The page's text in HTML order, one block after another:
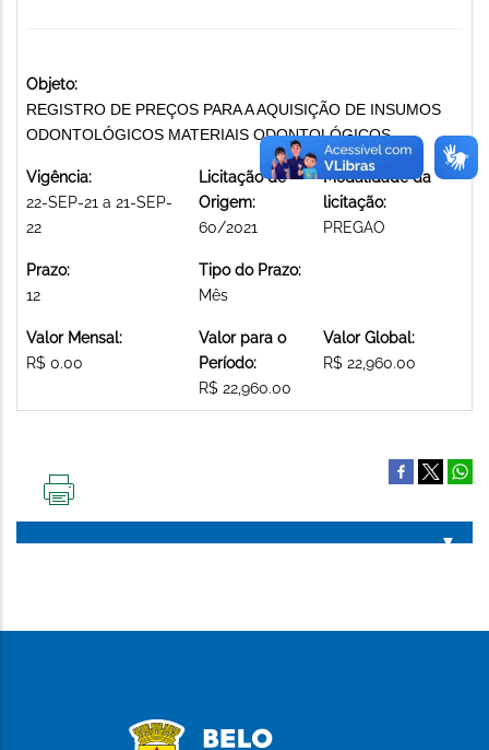
Objeto:
REGISTRO DE PREÇOS PARA A AQUISIÇÃO DE INSUMOS
ODONTOLÓGICOS MATERIAIS ODONTOLÓGICOS
Vigência:
22-SEP-21 a 21-SEP-
22
Licitação de
Origem:
60/2021
Modalidade da
licitação:
PREGAO
Prazo:
12
Tipo do Prazo:
Mês
Valor Mensal:
R$ 0.00
Valor para o
Período:
R$ 22,960.00
Valor Global:
R$ 22,960.00
PÁGINA